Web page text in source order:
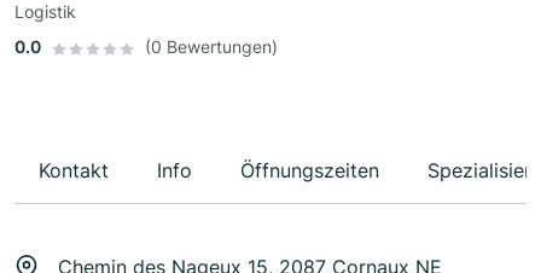
Logistik
0.0
(0 Bewertungen)
Kontakt Info Öffnungszeiten
Chemin des Nageux 15, 2087 Cornaux NE